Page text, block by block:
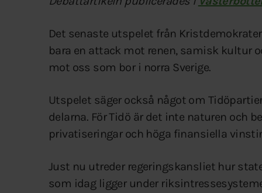
Det senaste utspelet från
bara en attack mot renen, samisk kultur
mot oss som bor i norra Sverige.
Utspelet säger också något om
delarna. För Tidö är det inte naturen och
privatiseringar och höga finansiella
Just nu utreder regeringskansliet hur
som idag ligger under